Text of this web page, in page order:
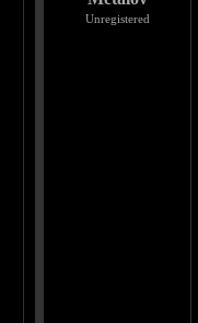
Unregistered